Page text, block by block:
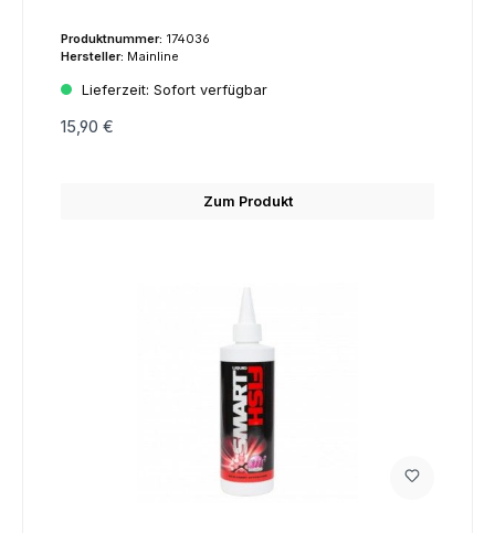
Produktnummer: 174036
Hersteller: Mainline
Lieferzeit: Sofort verfügbar
15,90 €
Zum Produkt